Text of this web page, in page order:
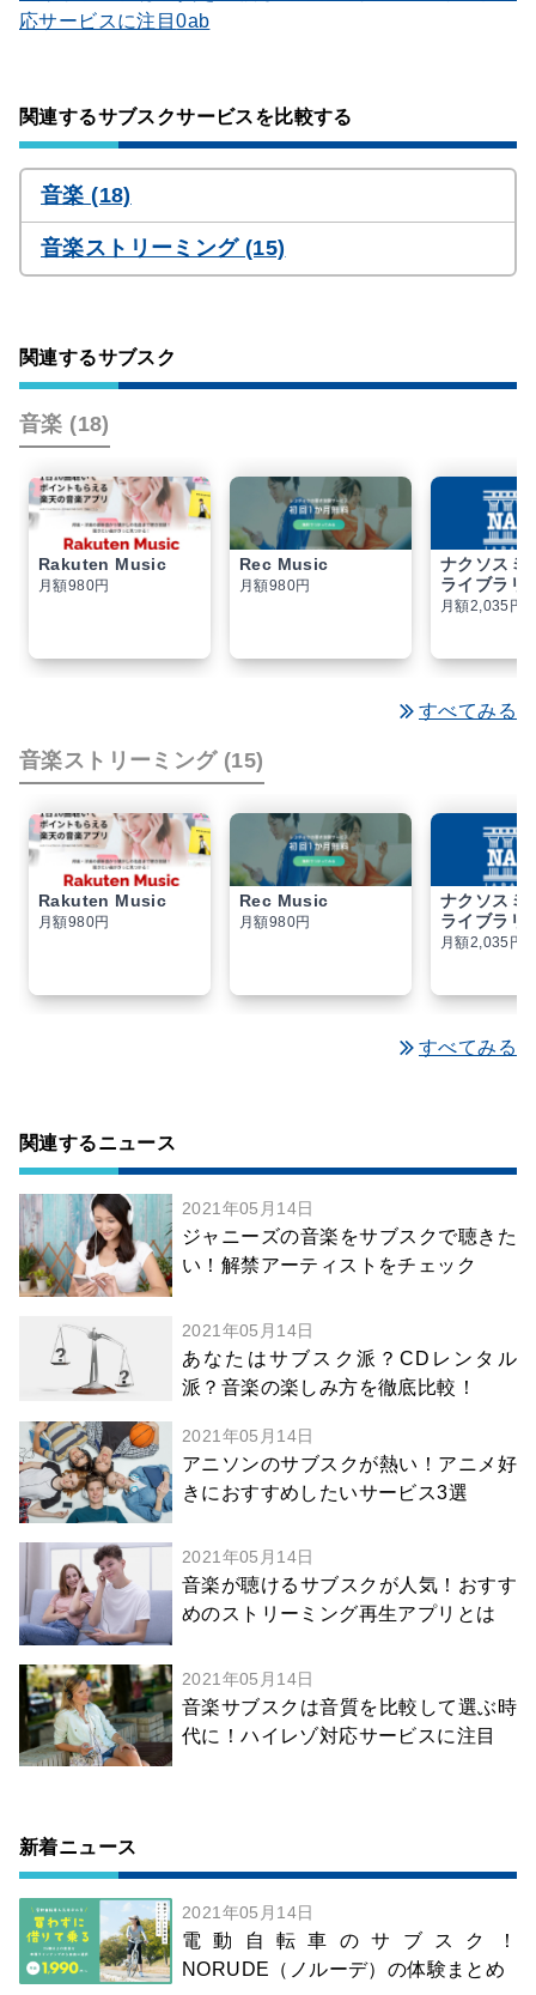
応サービスに注目
関連するサブスクサービスを比較する
音楽 (18)
音楽ストリーミング (15)
関連するサブスク
音楽 (18)
Rakuten Music
月額980円
Rec Music
月額980円
ナクソスミ
ライブラリ
月額2,035円
すべてみる
音楽ストリーミング (15)
Rakuten Music
月額980円
Rec Music
月額980円
ナクソスミ
ライブラリ
月額2,035円
すべてみる
関連するニュース
2021年05月14日
ジャニーズの音楽をサブスクで聴きた
い！解禁アーティストをチェック
2021年05月14日
あなたはサブスク派？CDレンタル
派？音楽の楽しみ方を徹底比較！
2021年05月14日
アニソンのサブスクが熱い！アニメ好
きにおすすめしたいサービス3選
2021年05月14日
音楽が聴けるサブスクが人気！おすす
めのストリーミング再生アプリとは
2021年05月14日
音楽サブスクは音質を比較して選ぶ時
代に！ハイレゾ対応サービスに注目
新着ニュース
2021年05月14日
電動自転車のサブスク！
NORUDE（ノルーデ）の体験まとめ